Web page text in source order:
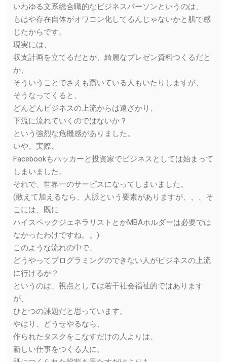
いわゆる文系総合職的なビジネスパーソンというのは、
もはや存在自体がオワコン化してるんじゃないかと肌で感
じたからです。
現実には、
収支計画を立てるだとか、綺麗なプレゼン資料つくるだと
か、
そういうことでさえも躓いている人もいたりしますが、
そうなってくると、
どんどんビジネスの上流からは遠ざかり、
下流に流れていくのではないか？
という強烈な危機感がありました。
いや、実際、
Facebookもハッカーと投資家でビジネスとしては始まって
しまいました。
それで、世界一のサービスになってしまいました。
(敢えて加えるなら、人脈という要素がありますが、、、そ
こには、既に
ハイスペックジェネラリストとかMBAホルダーは必要では
なかったわけですね。。)
このような流れの中で、
どうやってプログラミングのできない人がビジネスの上流
に行けるか？
というのは、視点としては若干社会福祉的ではあります
が、
ひとつの課題だと思っています。
やはり、どうせやるなら、
作られたタスクをこなすだけの人よりは、
新しい仕事をつくる人に。